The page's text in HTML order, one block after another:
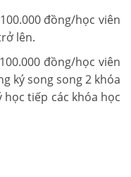
đồng/học viên
lên.
đồng/học viên
ký song song 2 khóa
tiếp các khóa học